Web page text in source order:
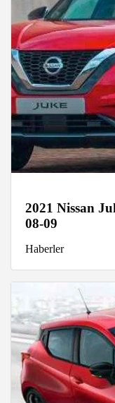
2021 Nissan
08-09
Haberler